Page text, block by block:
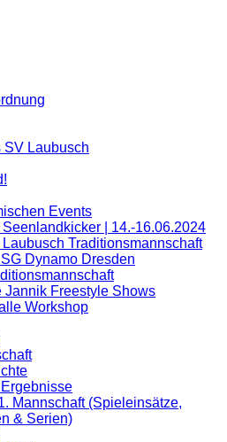
SV Laubusch
Events
Seenlandkicker | 14.-16.06.2024
Laubusch Traditionsmannschaft
Dynamo Dresden
Jannik Freestyle Shows
Workshop
Mannschaft (Spieleinsätze,
& Serien)